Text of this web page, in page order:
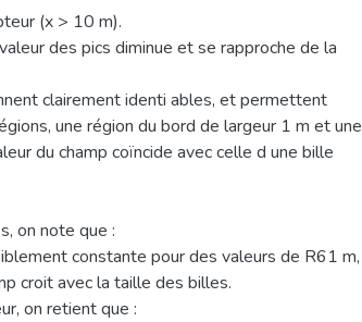
(x > 10 m).
des pics diminue et se rapproche de la
clairement identi ables, et permettent
une région du bord de largeur 1 m et une
du champ coïncide avec celle d une bille
on note que :
constante pour des valeurs de R61 m,
croit avec la taille des billes.
on retient que :